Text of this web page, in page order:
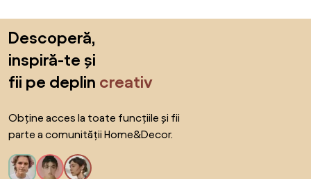
Descoperă,
inspiră-te și
fii pe deplin creativ
Obține acces la toate funcțiile și fii
parte a comunității Home&Decor.